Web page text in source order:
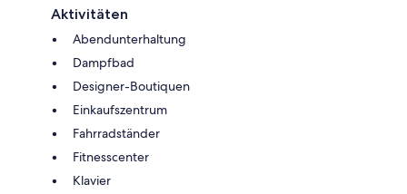
Aktivitäten
Abendunterhaltung
Dampfbad
Designer-Boutiquen
Einkaufszentrum
Fahrradständer
Fitnesscenter
Klavier